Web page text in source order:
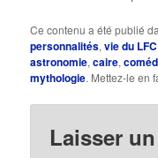
Ce contenu a été publié
personnalités,vie du LFC
astronomie,caire,
mythologie. Mettez-le en
Laisser